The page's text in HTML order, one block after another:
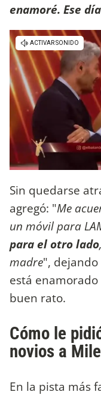
enamoré. Ese
Sin quedarse
agregó: "Me
un móvil para
para el otro lado
madre",
está enamorado
buen rato.
Cómo le
novios a
En la pista más